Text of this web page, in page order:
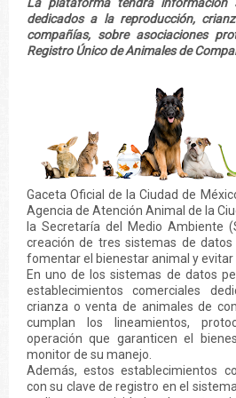
dedicados a la reproducción,
compañías, sobre asociaciones
Registro Único de Animales de
Gaceta Oficial de la Ciudad de
Agencia de Atención Animal de la
la Secretaría del Medio Ambiente
creación de tres sistemas de
fomentar el bienestar animal y evitar
En uno de los sistemas de datos
establecimientos comerciales
crianza o venta de animales de
cumplan los lineamientos,
operación que garanticen el
monitor de su manejo.
Además, estos establecimientos
con su clave de registro en el